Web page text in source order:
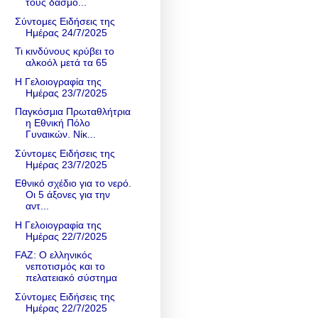
τους δασμο...
Σύντομες Ειδήσεις της
Ημέρας 24/7/2025
Τι κινδύνους κρύβει το
αλκοόλ μετά τα 65
Η Γελοιογραφία της
Ημέρας 23/7/2025
Παγκόσμια Πρωταθλήτρια
η Εθνική Πόλο
Γυναικών. Νίκ...
Σύντομες Ειδήσεις της
Ημέρας 23/7/2025
Εθνικό σχέδιο για το νερό.
Οι 5 άξονες για την
αντ...
Η Γελοιογραφία της
Ημέρας 22/7/2025
FAZ: Ο ελληνικός
νεποτισμός και το
πελατειακό σύστημα
Σύντομες Ειδήσεις της
Ημέρας 22/7/2025